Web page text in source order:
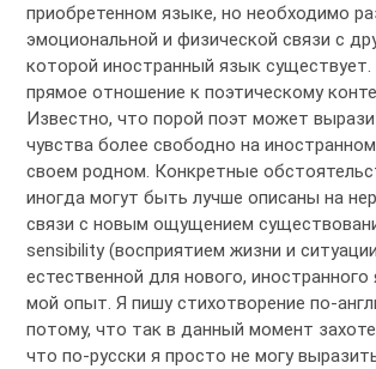
приобретенном языке, но необходимо
эмоциональной и физической связи с
которой иностранный язык
прямое отношение к поэтическому
Известно, что порой поэт может
чувства более свободно на
своем родном. Конкретные
иногда могут быть лучше описаны на
связи с новым ощущением
sensibility (восприятием жизни и
естественной для нового, иностранного
мой опыт. Я пишу стихотворение по-
потому, что так в данный момент
что по-русски я просто не могу